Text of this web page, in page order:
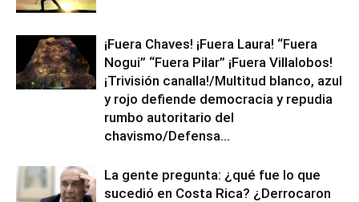
¡Fuera Chaves! ¡Fuera Laura! “Fuera
Nogui” “Fuera Pilar” ¡Fuera Villalobos!
¡Trivisión canalla!/Multitud blanco, azul
y rojo defiende democracia y repudia
rumbo autoritario del
chavismo/Defensa...
La gente pregunta: ¿qué fue lo que
sucedió en Costa Rica? ¿Derrocaron